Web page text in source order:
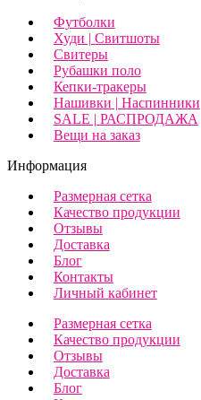
Футболки
Худи | Свитшоты
Свитеры
Рубашки поло
Кепки-тракеры
Нашивки | Наспинники
SALE | РАСПРОДАЖА
Вещи на заказ
Информация
Размерная сетка
Качество продукции
Отзывы
Доставка
Блог
Контакты
Личный кабинет
Размерная сетка
Качество продукции
Отзывы
Доставка
Блог